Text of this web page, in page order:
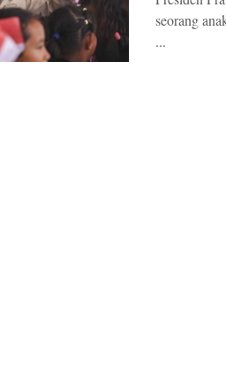
seorang
...